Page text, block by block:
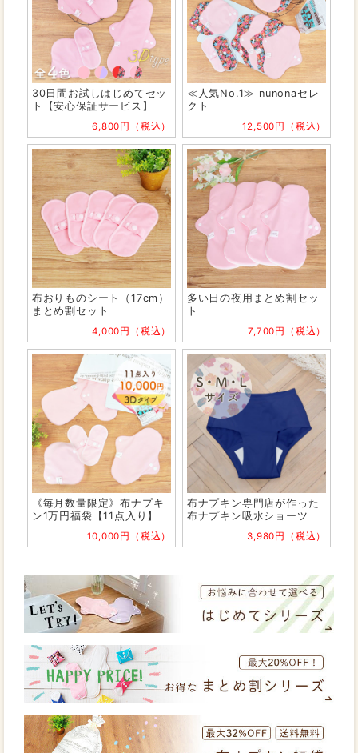
30日間お試しはじめてセッ
ト【安心保証サービス】
6,800円（税込）
≪人気No.1≫ nunonaセレ
クト
12,500円（税込）
布おりものシート（17cm）
まとめ割セット
4,000円（税込）
多い日の夜用まとめ割セッ
ト
7,700円（税込）
《毎月数量限定》布ナプキ
ン1万円福袋【11点入り】
10,000円（税込）
布ナプキン専門店が作った
布ナプキン吸水ショーツ
3,980円（税込）